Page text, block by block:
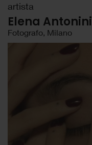
artista
Elena Antonini
Fotografo, Milano